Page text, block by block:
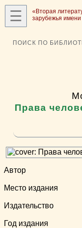
☰
«Вторая
зарубежья
ПОИСК ПО
Права
Автор
Место издания
Издательство
Год издания